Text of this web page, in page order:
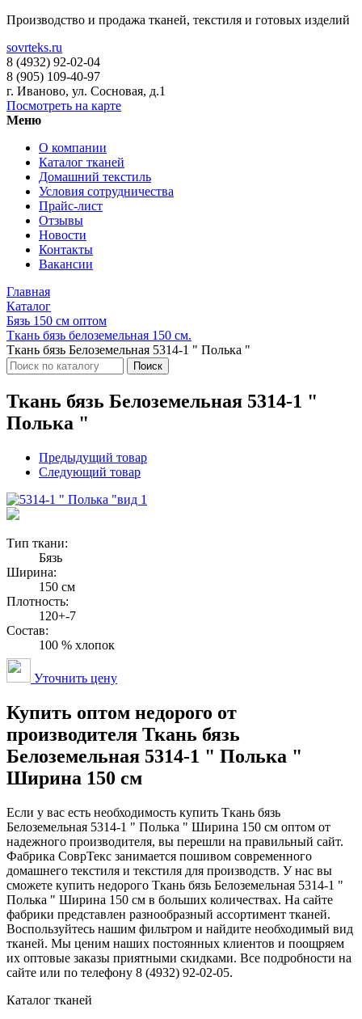
Производство и продажа тканей, текстиля и готовых изделий
sovrteks.ru
8 (4932) 92-02-04
8 (905) 109-40-97
г. Иваново, ул. Сосновая, д.1
Посмотреть на карте
Меню
О компании
Каталог тканей
Домашний текстиль
Условия сотрудничества
Прайс-лист
Отзывы
Новости
Контакты
Вакансии
Главная
Каталог
Бязь 150 см оптом
Ткань бязь белоземельная 150 см.
Ткань бязь Белоземельная 5314-1 " Полька "
Поиск
Ткань бязь Белоземельная 5314-1 "
Полька "
Предыдущий товар
Следующий товар
вид 1
Тип ткани:
Бязь
Ширина:
150 см
Плотность:
120+-7
Состав:
100 % хлопок
Уточнить цену
Купить оптом недорого от
производителя Ткань бязь
Белоземельная 5314-1 " Полька "
Ширина 150 см
Если у вас есть необходимость купить Ткань бязь
Белоземельная 5314-1 " Полька " Ширина 150 см оптом от
надежного производителя, вы перешли на правильный сайт.
Фабрика СоврТекс занимается пошивом современного
домашнего текстиля и текстиля для производств. У нас вы
сможете купить недорого Ткань бязь Белоземельная 5314-1 "
Полька " Ширина 150 см в больших количествах. На сайте
фабрики представлен разнообразный ассортимент тканей.
Воспользуйтесь нашим фильтром и найдите необходимый вид
тканей. Мы ценим наших постоянных клиентов и поощряем
их оптовые заказы приятными скидками. Все подробности на
сайте или по телефону 8 (4932) 92-02-05.
Каталог тканей